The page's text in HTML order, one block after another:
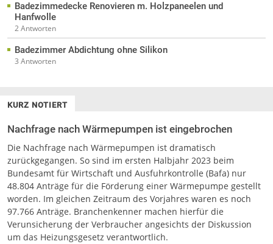
Badezimmedecke Renovieren m. Holzpaneelen und
Hanfwolle
2 Antworten
Badezimmer Abdichtung ohne Silikon
3 Antworten
KURZ NOTIERT
Nachfrage nach Wärmepumpen ist eingebrochen
Die Nachfrage nach Wärmepumpen ist dramatisch
zurückgegangen. So sind im ersten Halbjahr 2023 beim
Bundesamt für Wirtschaft und Ausfuhrkontrolle (Bafa) nur
48.804 Anträge für die Förderung einer Wärmepumpe gestellt
worden. Im gleichen Zeitraum des Vorjahres waren es noch
97.766 Anträge. Branchenkenner machen hierfür die
Verunsicherung der Verbraucher angesichts der Diskussion
um das Heizungsgesetz verantwortlich.